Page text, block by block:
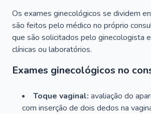
Os exames ginecológicos se dividem
são feitos pelo médico no próprio
que são solicitados pelo ginecologista
clínicas ou laboratórios.
Exames ginecológicos no
Toque vaginal: avaliação do
com inserção de dois dedos na